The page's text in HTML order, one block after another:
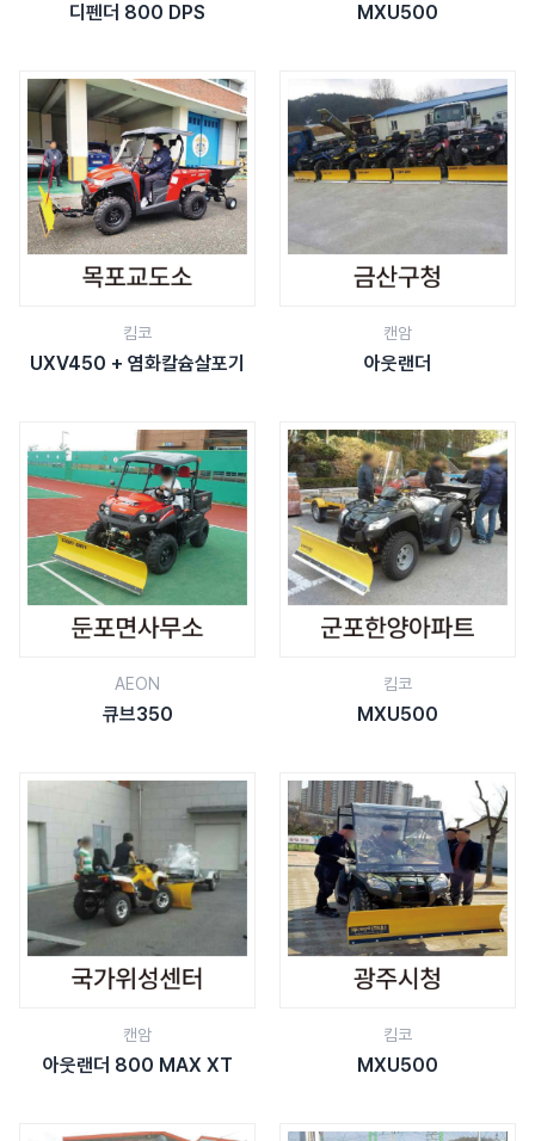
디펜더 800 DPS MXU500
킴코
UXV450 + 염화칼슘살포기
캔암
아웃랜더
AEON
큐브350
킴코
MXU500
캔암
아웃랜더 800 MAX XT
킴코
MXU500